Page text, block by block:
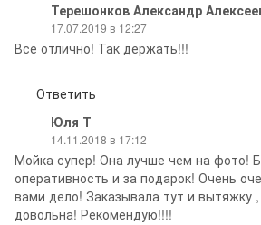
Терешонков Александр
17.07.2019 в 12:27
Все отлично! Так держать!!!
Ответить
Юля Т
14.11.2018 в 17:12
Мойка супер! Она лучше чем на фото!
оперативность и за подарок! Очень
вами дело! Заказывала тут и вытяжку
довольна! Рекомендую!!!!